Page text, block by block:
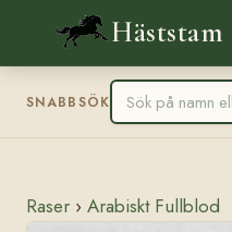
Häststam
SNABBSÖK
Raser › Arabiskt Fullblod